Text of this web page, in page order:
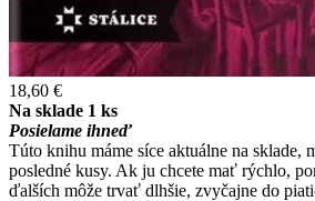
18,60 €
Na sklade 1 ks
Posielame ihneď
Túto knihu máme síce aktuálne na sklade,
posledné kusy. Ak ju chcete mať rýchlo,
ďalších môže trvať dlhšie, zvyčajne do